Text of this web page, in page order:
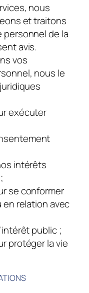
nous
et traitons
personnel de la
avis.
vos
nous le
exécuter
intérêts
se conformer
relation avec
public ;
protéger la vie